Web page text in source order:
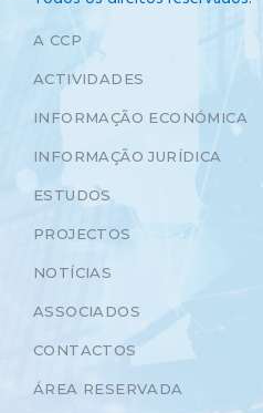
A CCP
ACTIVIDADES
INFORMAÇÃO ECONÓMICA
INFORMAÇÃO JURÍDICA
ESTUDOS
PROJECTOS
NOTÍCIAS
ASSOCIADOS
CONTACTOS
ÁREA RESERVADA